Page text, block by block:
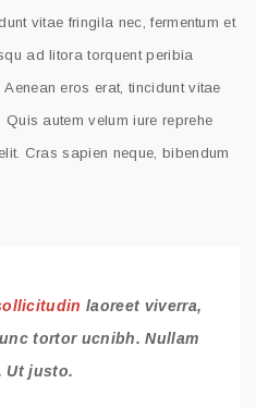
vitae fringila nec, fermentum et
ad litora torquent peribia
eros erat, tincidunt vitae
autem velum iure reprehe
Cras sapien neque, bibendum
laoreet viverra,
tortor ucnibh. Nullam
Ut justo.